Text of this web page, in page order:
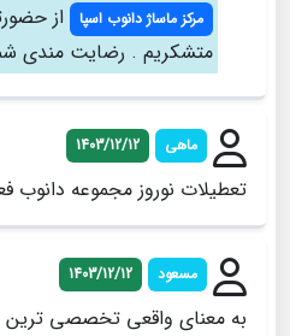
مرکز ماساژ دانوب اسپا
از
متشکریم . رضایت مندی
ماهی 1403/12/12
تعطیلات نوروز مجموعه دانوب
مسعود 1403/12/12
به معنای واقعی تخصصی ترین